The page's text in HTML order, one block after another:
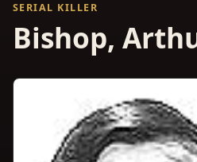
SERIAL KILLER
Bishop,